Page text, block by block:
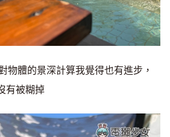
體的景深計算我覺得也有進步，
有被糊掉